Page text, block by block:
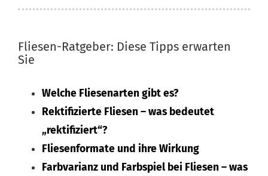
Fliesen-Ratgeber: Diese Tipps erwarten
Sie
Welche Fliesenarten gibt es?
Rektifizierte Fliesen – was bedeutet
„rektifiziert“?
Fliesenformate und ihre Wirkung
Farbvarianz und Farbspiel bei Fliesen – was